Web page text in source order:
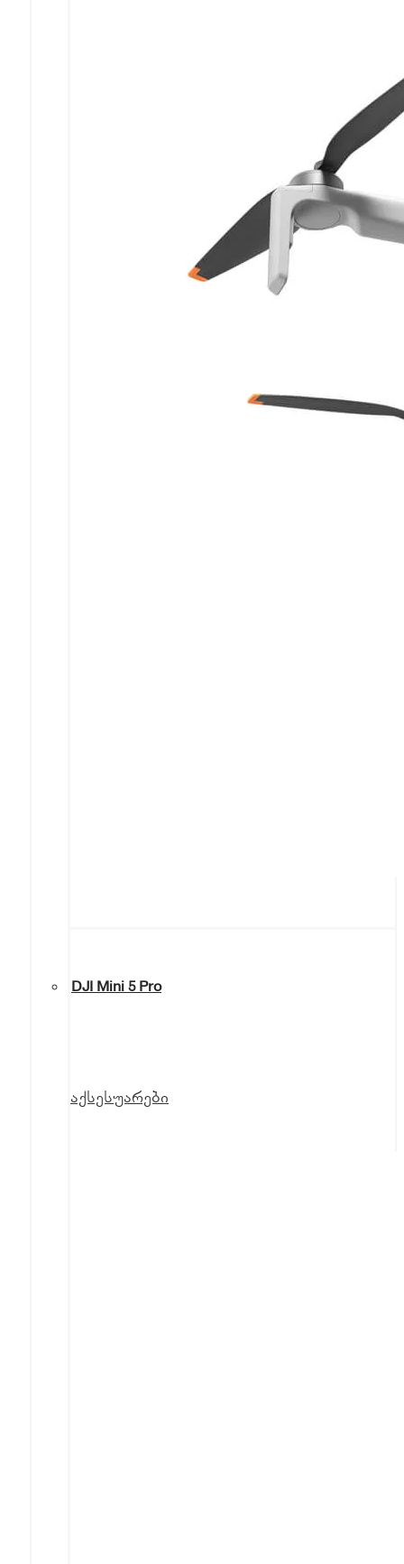
DJI Mini 5 Pro
აქსესუარები